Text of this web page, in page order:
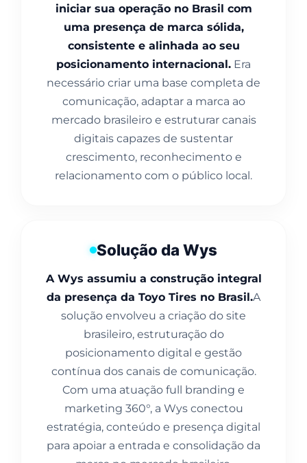
iniciar sua operação no Brasil com
uma presença de marca sólida,
consistente e alinhada ao seu
posicionamento internacional. Era
necessário criar uma base completa de
comunicação, adaptar a marca ao
mercado brasileiro e estruturar canais
digitais capazes de sustentar
crescimento, reconhecimento e
relacionamento com o público local.
Solução da Wys
A Wys assumiu a construção integral
da presença da Toyo Tires no Brasil.A
solução envolveu a criação do site
brasileiro, estruturação do
posicionamento digital e gestão
contínua dos canais de comunicação.
Com uma atuação full branding e
marketing 360°, a Wys conectou
estratégia, conteúdo e presença digital
para apoiar a entrada e consolidação da